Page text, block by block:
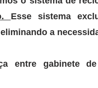
Esse sistema
entre gabinete